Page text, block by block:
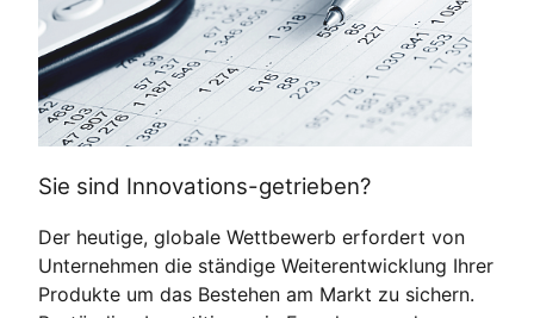
Sie sind Innovations-getrieben?
Der heutige, globale Wettbewerb erfordert von
Unternehmen die ständige Weiterentwicklung Ihrer
Produkte um das Bestehen am Markt zu sichern.